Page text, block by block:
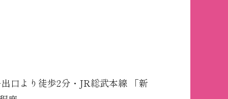
口より徒歩2分・JR総武本線 「新